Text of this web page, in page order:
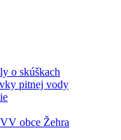
o skúškach
pitnej vody
obce Žehra